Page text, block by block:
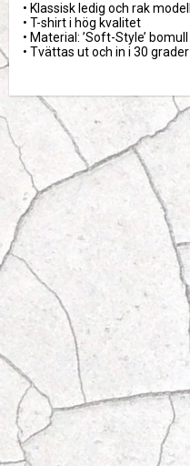
• Klassisk ledig och rak modell
• T-shirt i hög kvalitet
• Material: ’Soft-Style’ bomull
• Tvättas ut och in i 30 grader